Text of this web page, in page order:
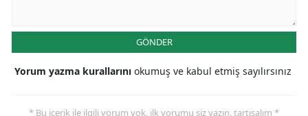
GÖNDER
Yorum yazma kurallarını okumuş ve kabul etmiş sayılırsınız
* Bu içerik ile ilgili yorum yok, ilk yorumu siz yazın, tartışalım *